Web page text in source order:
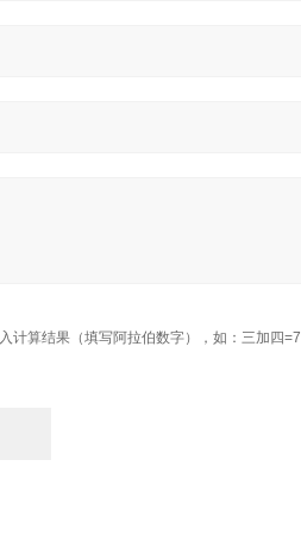
计算结果（填写阿拉伯数字），如：三加四=7